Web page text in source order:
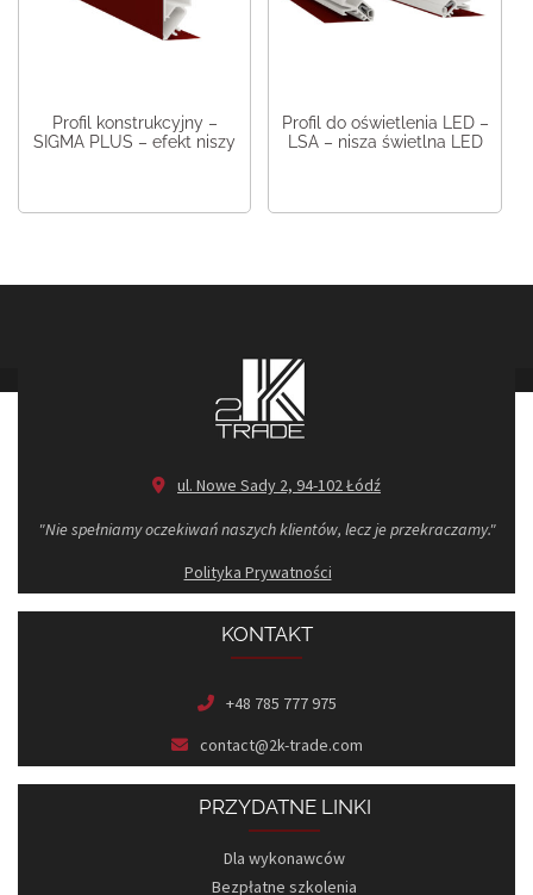
Profil konstrukcyjny –
SIGMA PLUS – efekt niszy
Profil do oświetlenia LED –
LSA – nisza świetlna LED
ul. Nowe Sady 2, 94-102 Łódź
"Nie spełniamy oczekiwań naszych klientów, lecz je przekraczamy."
Polityka Prywatności
KONTAKT
+48 785 777 975
contact@2k-trade.com
PRZYDATNE LINKI
Dla wykonawców
Bezpłatne szkolenia